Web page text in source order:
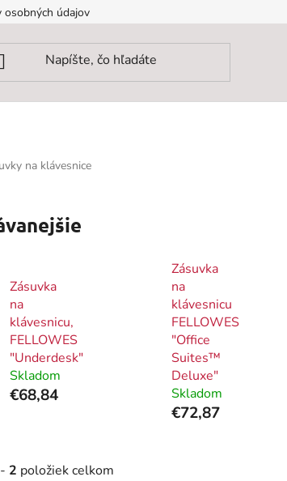
osobných údajov
na klávesnice
Zásuvka
na
klávesnicu,
FELLOWES
"Underdesk"
Skladom
€68,84
Zásuvka
na
klávesnicu
FELLOWES
"Office
Suites™
Deluxe"
Skladom
€72,87
- 2 položiek celkom